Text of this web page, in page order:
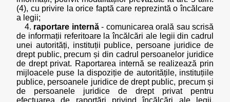
(4), cu privire la orice faptă care reprezintă o încălcare
a legii;
4. raportare internă- comunicarea orală sau scrisă
de informații referitoare la încălcări ale legii din cadrul
unei autorități, instituții publice, persoane juridice de
drept public, precum și din cadrul persoanelor juridice
de drept privat. Raportarea internă se realizează prin
mijloacele puse la dispoziție de autoritățile, instituțiile
publice, persoanele juridice de drept public, precum și
de persoanele juridice de drept privat pentru
efectuarea de raportări privind încălcări ale legii,